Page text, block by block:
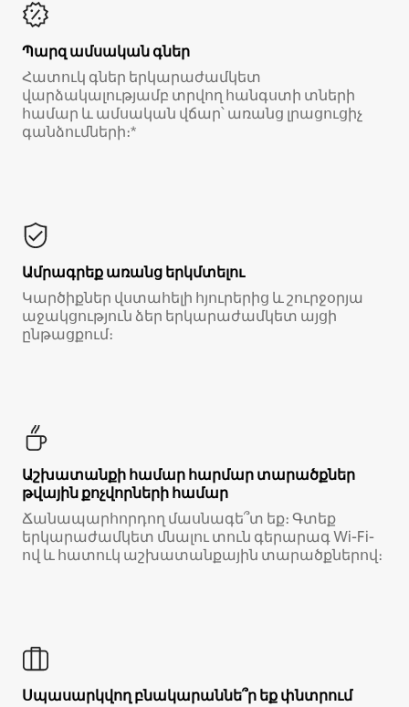
Պարզ ամսական գներ
Հատուկ գներ երկարաժամկետ
վարձակալությամբ տրվող հանգստի տների
համար և ամսական վճար՝ առանց լրացուցիչ
գանձումների։*
Ամրագրեք առանց երկմտելու
Կարծիքներ վստահելի հյուրերից և շուրջօրյա
աջակցություն ձեր երկարաժամկետ այցի
ընթացքում։
Աշխատանքի համար հարմար տարածքներ
թվային քոչվորների համար
Ճանապարհորդող մասնագե՞տ եք։ Գտեք
երկարաժամկետ մնալու տուն գերարագ Wi-Fi-
ով և հատուկ աշխատանքային տարածքներով։
Սպասարկվող բնակարաննե՞ր եք փնտրում